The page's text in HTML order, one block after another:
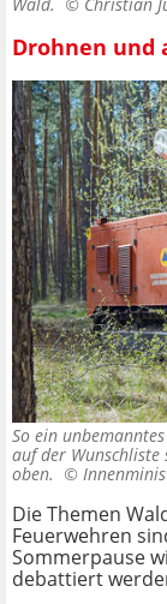
Drohnen und
So ein
auf der Wunschliste
oben. ©
Die Themen
Feuerwehren
Sommerpause
debattiert